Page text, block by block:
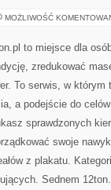
MOŻLIWOŚĆ
to miejsce dla
zredukować
To serwis, w którym
a podejście do
sprawdzonych
swoje
z plakatu.
Sednem